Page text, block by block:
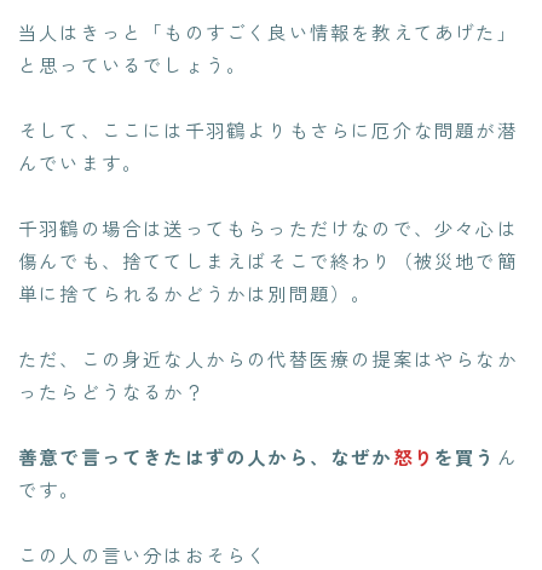
当人はきっと「ものすごく良い情報を教えてあげた」
と思っているでしょう。
そして、ここには千羽鶴よりもさらに厄介な問題が潜
んでいます。
千羽鶴の場合は送ってもらっただけなので、少々心は
傷んでも、捨ててしまえばそこで終わり（被災地で簡
単に捨てられるかどうかは別問題）。
ただ、この身近な人からの代替医療の提案はやらなか
ったらどうなるか？
善意で言ってきたはずの人から、なぜか怒り を買う ん
です。
この人の言い分はおそらく